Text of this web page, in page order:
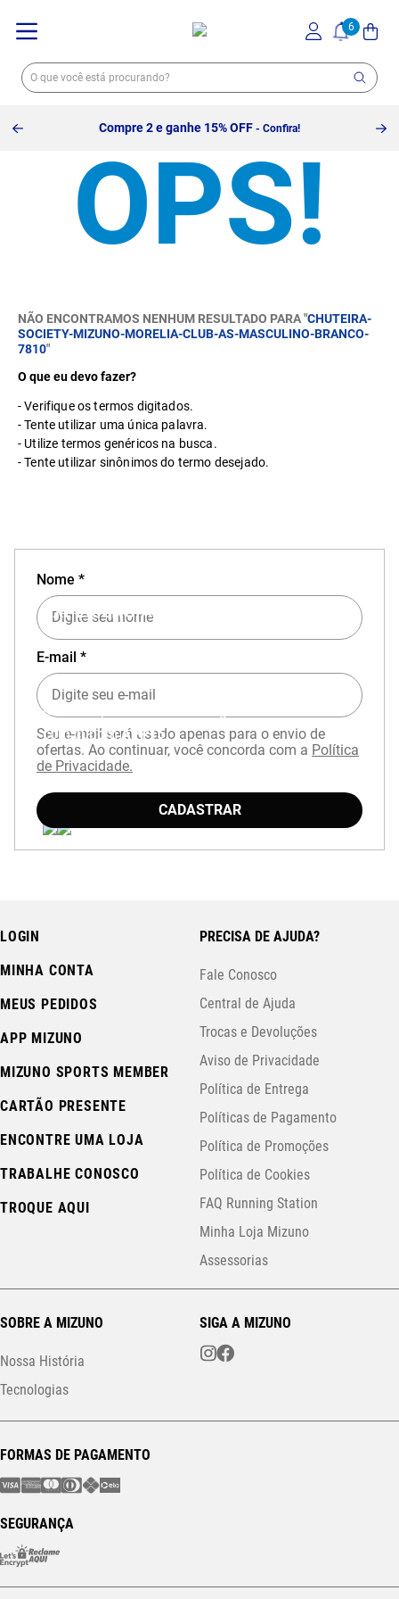
Compre 2 e ganhe 15% OFF - Confira!
NÃO ENCONTRAMOS NENHUM RESULTADO PARA "CHUTEIRA-
SOCIETY-MIZUNO-MORELIA-CLUB-AS-MASCULINO-BRANCO-
7810"
O que eu devo fazer?
Verifique os termos digitados.
Tente utilizar uma única palavra.
Utilize termos genéricos na busca.
Tente utilizar sinônimos do termo desejado.
EXPERIÊNCIA MIZUNO NO APP
Baixe o aplicativo Mizuno e garanta
com cupomAPP15.
Nome *
E-mail *
Seu e-mail será usado apenas para o envio de
ofertas. Ao continuar, você concorda com a Política
de Privacidade.
CADASTRAR
LOGIN
MINHA CONTA
MEUS PEDIDOS
APP MIZUNO
MIZUNO SPORTS MEMBER
CARTÃO PRESENTE
ENCONTRE UMA LOJA
TRABALHE CONOSCO
TROQUE AQUI
PRECISA DE AJUDA?
Fale Conosco
Central de Ajuda
Trocas e Devoluções
Aviso de Privacidade
Política de Entrega
Políticas de Pagamento
Política de Promoções
Política de Cookies
FAQ Running Station
Minha Loja Mizuno
Assessorias
SOBRE A MIZUNO
Nossa História
Tecnologias
SIGA A MIZUNO
FORMAS DE PAGAMENTO
SEGURANÇA